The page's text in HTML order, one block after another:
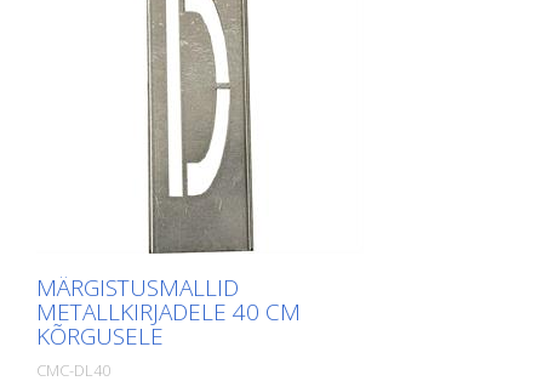
MÄRGISTUSMALLID
METALLKIRJADELE 40 CM
KÕRGUSELE
CMC-DL40